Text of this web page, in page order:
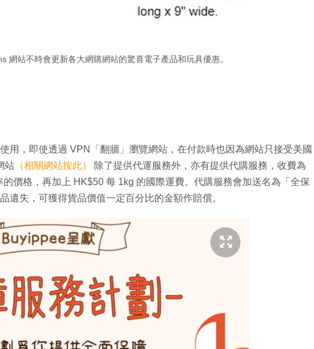
網站不時會更新各大網購網站的驚喜電子產品和玩具優惠。
用，即使透過 VPN「翻牆」瀏覽網站，在付款時也因為網站只接受美國
站 （相關網站按此）
除了提供代運服務外，亦有提供代購服務，收費為
價格，再加上 HK$50 每 1kg 的國際運費。代購服務會加送名為「全保
遺失，可獲得貨品價值一定百分比的金額作賠償。